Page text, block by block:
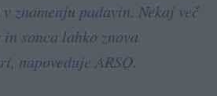
znamenju padavin. Nekaj več
in sonca lahko znova
napoveduje ARSO.